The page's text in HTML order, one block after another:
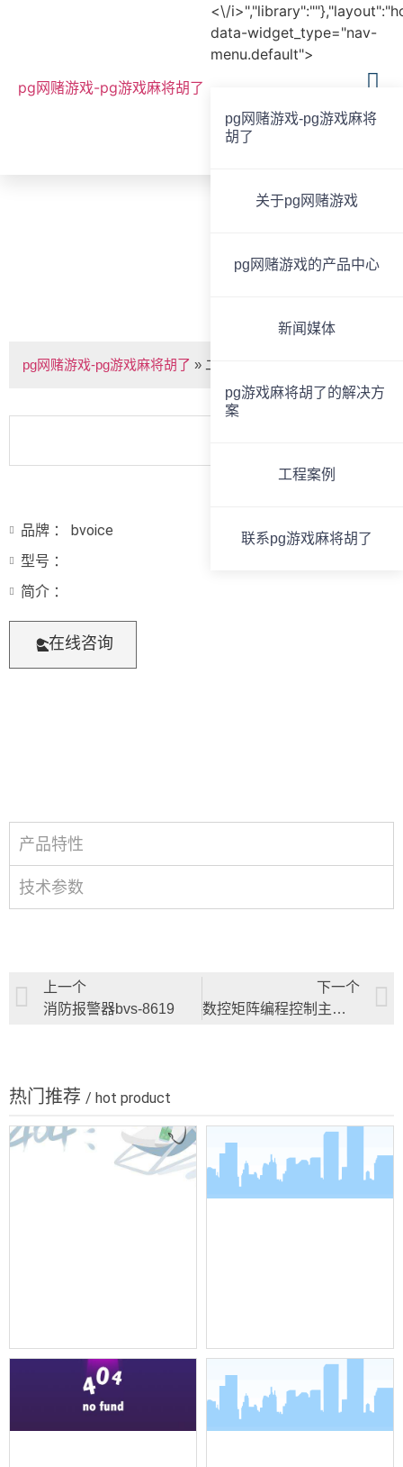
pg网赌游戏-pg游戏麻将胡了
<\/
data-widget_type="nav-
menu.default">
pg网赌游戏-pg游戏麻将
胡了
关于pg网赌游戏
pg网赌游戏的产品中心
新闻媒体
pg游戏麻将胡了的解决方
案
工程案例
联系pg游戏麻将胡了
二十四路调音台 -pg网赌游戏
pg网赌游戏-pg游戏麻将胡了 » 二十四路调音台
品牌 ： bvoice
型号 ：
简介 ：
在线咨询
产品特性
技术参数
上一个
消防报警器bvs-8619
下一个
数控矩阵编程控制主机(8进32出)bvs-8501s
热门推荐 / hot product